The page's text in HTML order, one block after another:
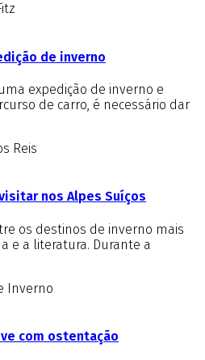
de inverno
expedição de inverno e
de carro, é necessário dar
Reis
nos Alpes Suíços
os destinos de inverno mais
e a literatura. Durante a
Inverno
com ostentação